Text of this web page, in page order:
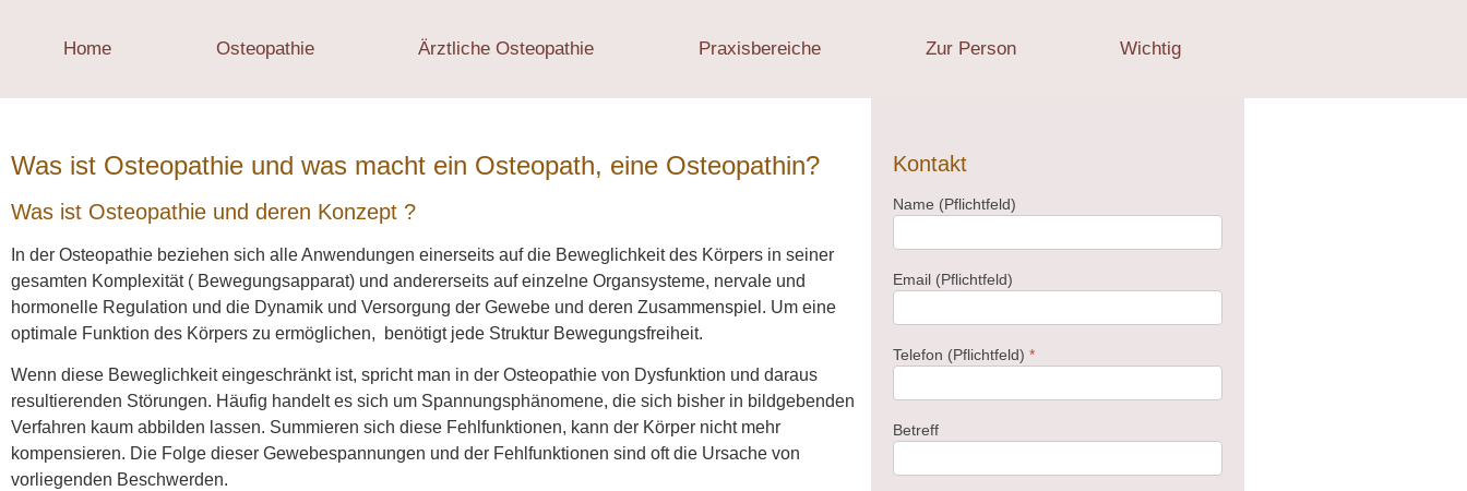
Home Osteopathie Ärztliche Osteopathie Praxisbereiche Zur Person Wichtig
Was ist Osteopathie und was macht ein Osteopath, eine Osteopathin?
Was ist Osteopathie und deren Konzept ?
In der Osteopathie beziehen sich alle Anwendungen einerseits auf die Beweglichkeit des Körpers in seiner
gesamten Komplexität ( Bewegungsapparat) und andererseits auf einzelne Organsysteme, nervale und
hormonelle Regulation und die Dynamik und Versorgung der Gewebe und deren Zusammenspiel. Um eine
optimale Funktion des Körpers zu ermöglichen, benötigt jede Struktur Bewegungsfreiheit.
Wenn diese Beweglichkeit eingeschränkt ist, spricht man in der Osteopathie von Dysfunktion und daraus
resultierenden Störungen. Häufig handelt es sich um Spannungsphänomene, die sich bisher in bildgebenden
Verfahren kaum abbilden lassen. Summieren sich diese Fehlfunktionen, kann der Körper nicht mehr
kompensieren. Die Folge dieser Gewebespannungen und der Fehlfunktionen sind oft die Ursache von
vorliegenden Beschwerden.
Kontakt
Kontakt
Name (Pflichtfeld)
Email (Pflichtfeld)
Telefon (Pflichtfeld) *
Betreff